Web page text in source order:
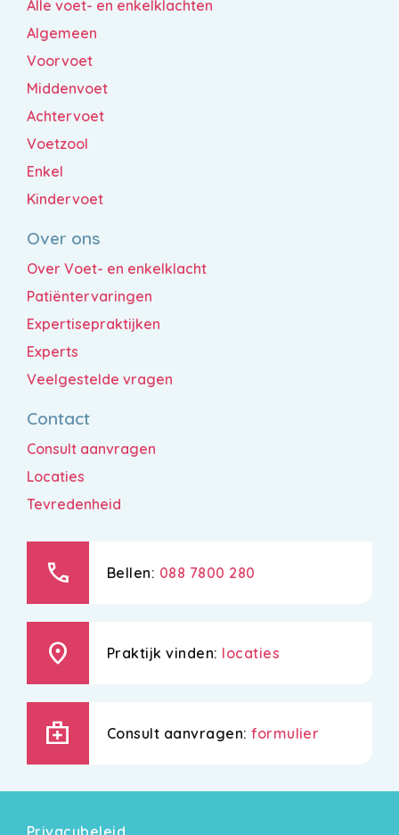
Alle voet- en enkelklachten
Algemeen
Voorvoet
Middenvoet
Achtervoet
Voetzool
Enkel
Kindervoet
Over ons
Over Voet- en enkelklacht
Patiëntervaringen
Expertisepraktijken
Experts
Veelgestelde vragen
Contact
Consult aanvragen
Locaties
Tevredenheid
call Bellen: 088 7800 280
location_on Praktijk vinden: locaties
medical_services Consult aanvragen:formulier
Privacybeleid